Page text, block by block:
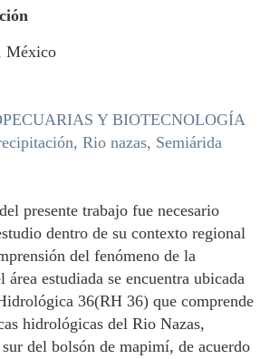
México
Y BIOTECNOLOGÍA
Rio nazas, Semiárida
presente trabajo fue necesario
dentro de su contexto regional
del fenómeno de la
estudiada se encuentra ubicada
36(RH 36) que comprende
hidrológicas del Rio Nazas,
del bolsón de mapimí, de acuerdo